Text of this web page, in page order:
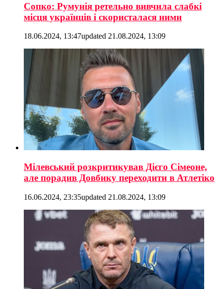
Сопко: Румунія ретельно вивчила слабкі
місця українців і скористалася ними
18.06.2024, 13:47updated 21.08.2024, 13:09
Мілевський розкритикував Дієго Сімеоне,
але порадив Довбику переходити в Атлетіко
16.06.2024, 23:35updated 21.08.2024, 13:09